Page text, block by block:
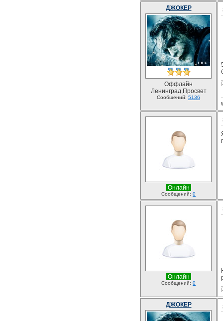
ДЖОКЕР
Оффлайн
Ленинград,Просвет
Сообщений: 5136
Онлайн
Сообщений: 0
Онлайн
Сообщений: 0
ДЖОКЕР